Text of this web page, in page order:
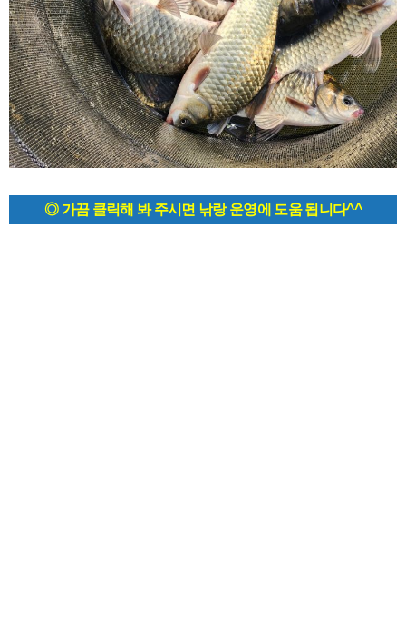
◎ 가끔 클릭해 봐 주시면 낚랑 운영에 도움 됩니다^^